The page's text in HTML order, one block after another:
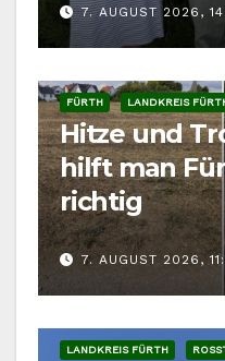
7. AUGUST 2026,
FÜRTH LANDKREIS
Hitze und
hilft man
richtig
7. AUGUST 2026,
LANDKREIS FÜRTH